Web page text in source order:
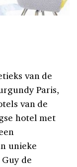
van de
Paris,
van de
hotel met
unieke
de